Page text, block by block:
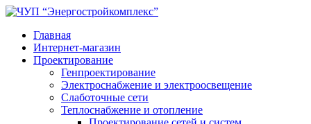
Главная
Интернет-магазин
Проектирование
Генпроектирование
Электроснабжение и электроосвещение
Слаботочные сети
Теплоснабжение и отопление